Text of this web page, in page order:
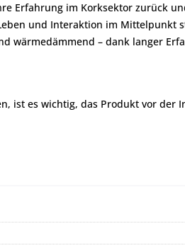
Erfahrung im Korksektor zurück
und Interaktion im Mittelpunkt
wärmedämmend – dank langer
ist es wichtig, das Produkt vor